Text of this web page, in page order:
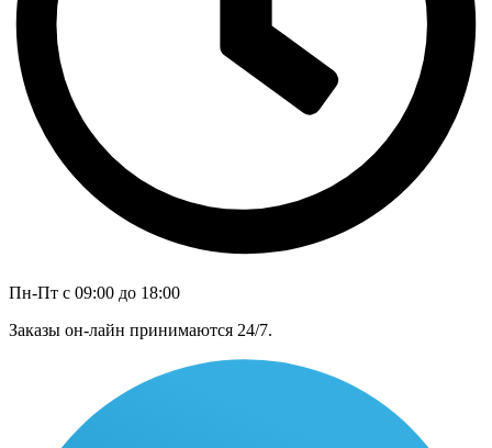
Пн-Пт с 09:00 до 18:00
Заказы он-лайн принимаются 24/7.